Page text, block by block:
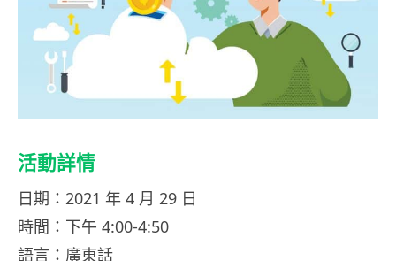
活動詳情
日期：2021 年 4 月 29 日
時間：下午 4:00-4:50
語言：廣東話